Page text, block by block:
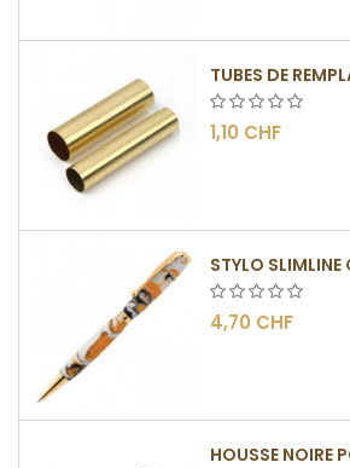
1,10 CHF
STYLO SLIMLINE
4,70 CHF
HOUSSE NOIRE